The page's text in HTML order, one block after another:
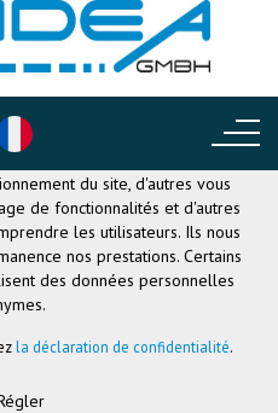
DES COOKIES
sur notre site web : certains
du site, d'autres vous
de fonctionnalités et d'autres
les utilisateurs. Ils nous
nos prestations. Certains
des données personnelles
la déclaration de confidentialité.